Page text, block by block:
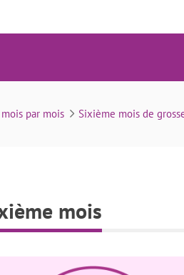
de grossesse au sixième mois
par mois Sixième mois de
mois